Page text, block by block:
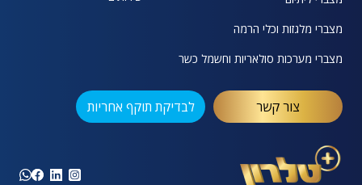
מצברי מלגזות וכלי הרמה
מצברי מערכות סולאריות וחשמל כשר
צור קשר לבדיקת תוקף אחריות